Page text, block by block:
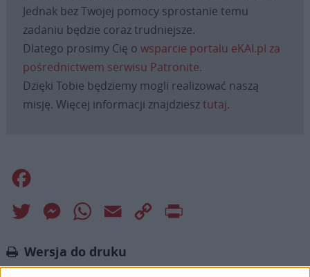
Jednak bez Twojej pomocy sprostanie temu
zadaniu będzie coraz trudniejsze.
Dlatego prosimy Cię o wsparcie portalu eKAI.pl za
pośrednictwem serwisu Patronite.
Dzięki Tobie będziemy mogli realizować naszą
misję. Więcej informacji znajdziesztutaj.
Twitter MessengerWhatsApp
Email
Copy
Wersja do druku